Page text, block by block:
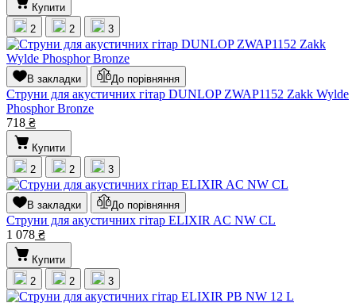
Купити
2
2 3
В закладки До порівняння
Струни для акустичних гітар DUNLOP ZWAP1152 Zakk Wylde
Phosphor Bronze
718 ₴
Купити
2
2 3
В закладки До порівняння
Струни для акустичних гітар ELIXIR AC NW CL
1 078 ₴
Купити
2
2 3